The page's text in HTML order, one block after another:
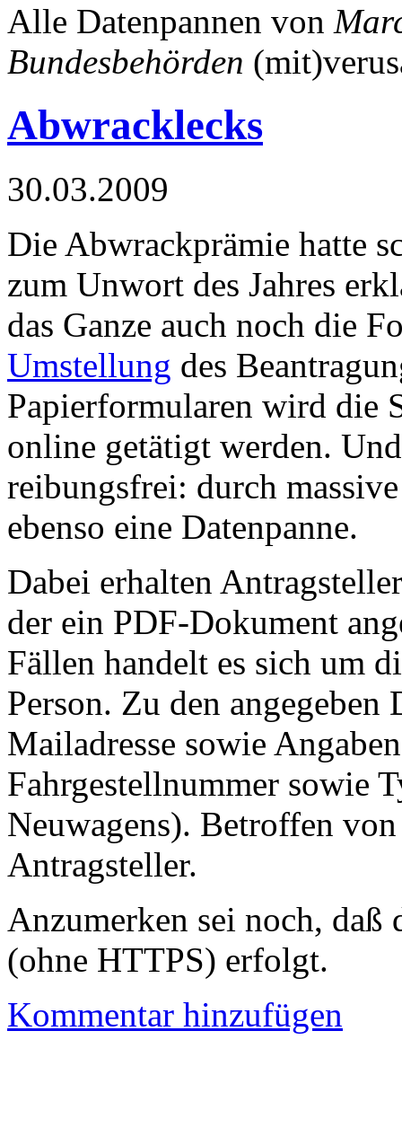
Alle Datenpannen von
Bundesbehörden
Abwracklecks
30.03.2009
Die Abwrackprämie hatte
zum Unwort des Jahres
das Ganze auch noch die
Umstellung des
Papierformularen wird die
online getätigt werden.
reibungsfrei: durch
ebenso eine Datenpanne.
Dabei erhalten
der ein PDF-Dokument
Fällen handelt es sich um
Person. Zu den
Mailadresse sowie
Fahrgestellnummer sowie
Neuwagens). Betroffen
Antragsteller.
Anzumerken sei noch, daß
(ohne HTTPS) erfolgt.
Kommentar hinzufügen